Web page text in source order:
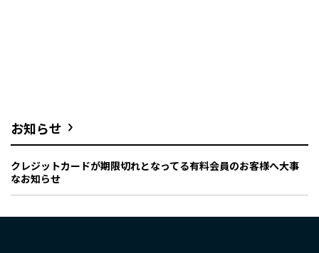
お知らせ
クレジットカードが期限切れとなってる有料会員のお客様へ大事
なお知らせ